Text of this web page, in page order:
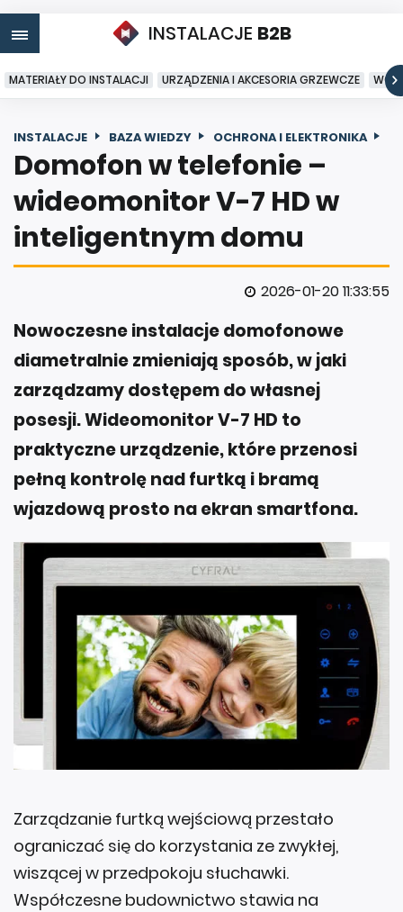
INSTALACJE B2B
MATERIAŁY DO INSTALACJI URZĄDZENIA I AKCESORIA GRZEWCZE
INSTALACJE BAZA WIEDZY OCHRONA I ELEKTRONIKA
Domofon w telefonie –
wideomonitor V-7 HD w
inteligentnym domu
2026-01-20 11:33:55
Nowoczesne instalacje domofonowe
diametralnie zmieniają sposób, w jaki
zarządzamy dostępem do własnej
posesji. Wideomonitor V-7 HD to
praktyczne urządzenie, które przenosi
pełną kontrolę nad furtką i bramą
wjazdową prosto na ekran smartfona.
Zarządzanie furtką wejściową przestało
ograniczać się do korzystania ze zwykłej,
wiszącej w przedpokoju słuchawki.
Współczesne budownictwo stawia na